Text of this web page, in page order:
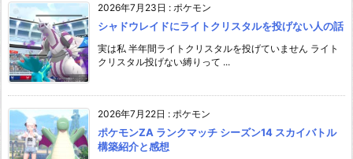
2026年7月23日 : ポケモン
シャドウレイドにライトクリスタルを投げない人の話
実は私 半年間ライトクリスタルを投げていません ライト
クリスタル投げない縛りって ...
2026年7月22日 : ポケモン
ポケモンZA ランクマッチ シーズン14 スカイバトル
構築紹介と感想